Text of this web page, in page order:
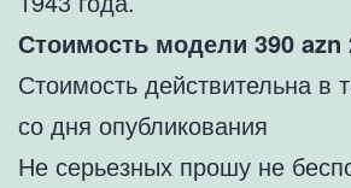
Стоимость модели 390 azn
Стоимость действительна в
со дня опубликования
Не серьезных прошу не